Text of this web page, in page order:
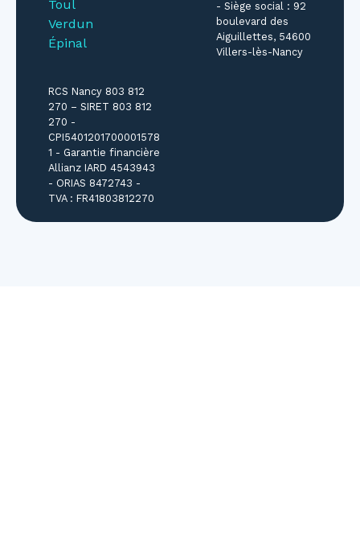
Toul
Verdun
Épinal
- Siège social : 92
boulevard des
Aiguillettes, 54600
Villers-lès-Nancy
RCS Nancy 803 812
270 – SIRET 803 812
270 -
CPI5401201700001578
1 - Garantie financière
Allianz IARD 4543943
- ORIAS 8472743 -
TVA : FR41803812270